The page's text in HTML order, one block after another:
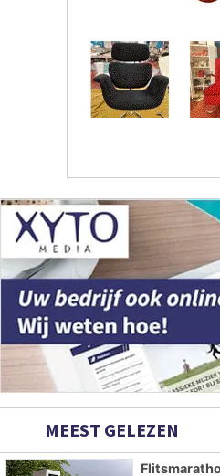
MEEST GELEZEN